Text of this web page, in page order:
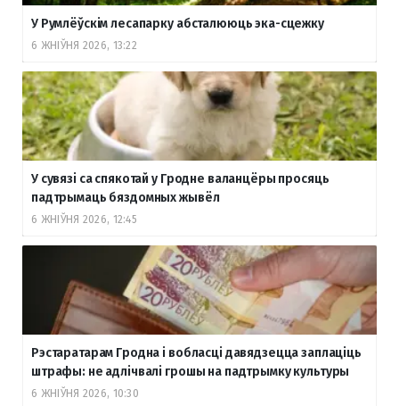
У Румлёўскім лесапарку абсталююць эка-сцежку
6 ЖНІЎНЯ 2026, 13:22
У сувязі са спякотай у Гродне валанцёры просяць
падтрымаць бяздомных жывёл
6 ЖНІЎНЯ 2026, 12:45
Рэстаратарам Гродна і вобласці давядзецца заплаціць
штрафы: не адлічвалі грошы на падтрымку культуры
6 ЖНІЎНЯ 2026, 10:30